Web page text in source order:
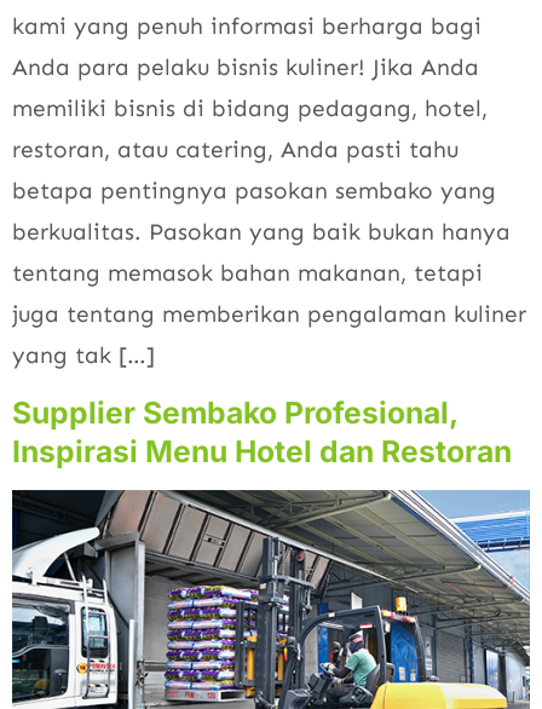
kami yang penuh informasi berharga bagi
Anda para pelaku bisnis kuliner! Jika Anda
memiliki bisnis di bidang pedagang, hotel,
restoran, atau catering, Anda pasti tahu
betapa pentingnya pasokan sembako yang
berkualitas. Pasokan yang baik bukan hanya
tentang memasok bahan makanan, tetapi
juga tentang memberikan pengalaman kuliner
yang tak […]
Supplier Sembako Profesional,
Inspirasi Menu Hotel dan Restoran